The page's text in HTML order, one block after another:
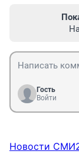
Гость
Войти
Новости